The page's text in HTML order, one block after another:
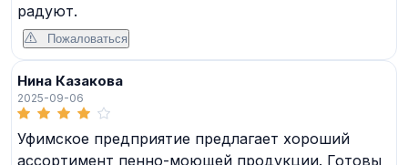
радуют.
Пожаловаться
Нина Казакова
2025-09-06
Уфимское предприятие предлагает хороший
ассортимент пенно-моющей продукции. Готовы